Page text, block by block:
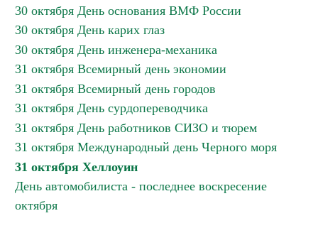
30 октября День основания ВМФ России
30 октября День карих глаз
30 октября День инженера-механика
31 октября Всемирный день экономии
31 октября Всемирный день городов
31 октября День сурдопереводчика
31 октября День работников СИЗО и тюрем
31 октября Международный день Черного моря
31 октября Хеллоуин
День автомобилиста - последнее воскресение
октября